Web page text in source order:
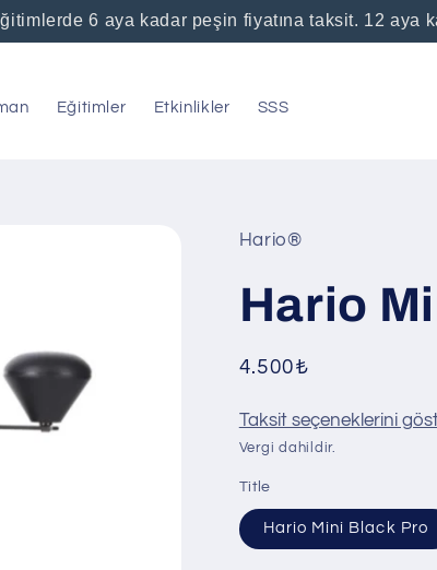
6 aya kadar peşin fiyatına taksit. 12 aya
Eğitimler Etkinlikler SSS
Hario®
Hario
Normal
4.500₺
Taksit seçeneklerini
Vergi dahildir.
Title
Hario Mini Black Pro